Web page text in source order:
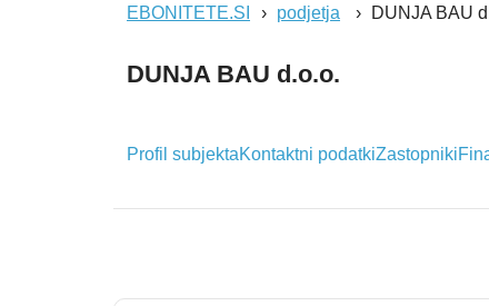
EBONITETE.SI podjetja DUNJA BAU
DUNJA BAU d.o.o.
Profil subjektaKontaktni podatkiZastopniki